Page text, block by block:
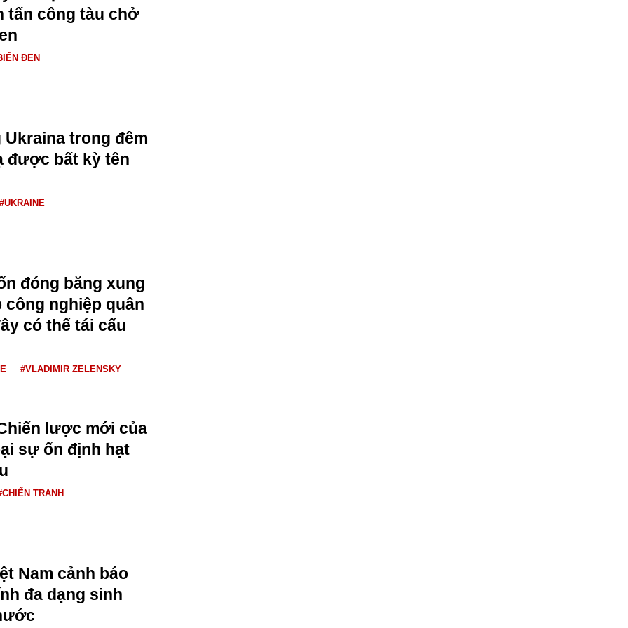
tấn công tàu chở
ĐEN
Ukraina trong đêm
được bất kỳ tên
#UKRAINE
đóng băng xung
công nghiệp quân
có thể tái cấu
#VLADIMIR ZELENSKY
lược mới của
sự ổn định hạt
TRANH
Nam cảnh báo
đa dạng sinh